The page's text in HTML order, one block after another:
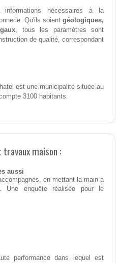
informations nécessaires à la
Qu'ils soientgéologiques,
, tous les paramètres sont
de qualité, correspondant
est une municipalité située au
3100 habitants.
maison :
aussi
en mettant la main à
Une enquête réalisée pour le
performance dans lequel est